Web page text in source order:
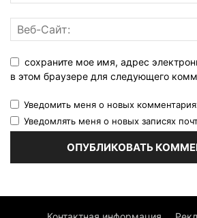
сохраните мое имя, адрес
в этом браузере для следующего
Уведомить меня о новых
Уведомлять меня о новых записях